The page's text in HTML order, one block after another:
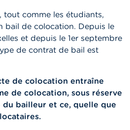
tout comme les étudiants,
bail de colocation. Depuis le
et depuis le 1er septembre
de contrat de bail est
de colocation entraîne
de colocation, sous réserve
du bailleur et ce, quelle que